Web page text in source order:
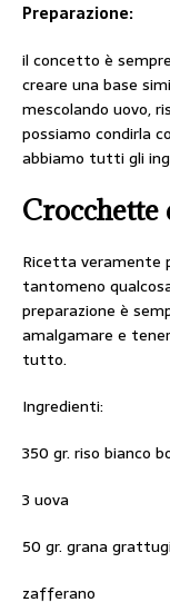
Preparazione:
il concetto è
creare una base
mescolando uovo,
possiamo condirla
abbiamo tutti gli
Ricetta veramente
tantomeno
preparazione è
amalgamare e
tutto.
Ingredienti:
350 gr. riso bianco
3 uova
50 gr. grana
zafferano